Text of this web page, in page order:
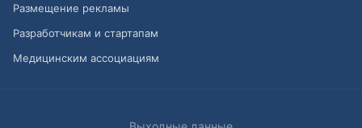
Размещение рекламы
Разработчикам и стартапам
Медицинским ассоциациям